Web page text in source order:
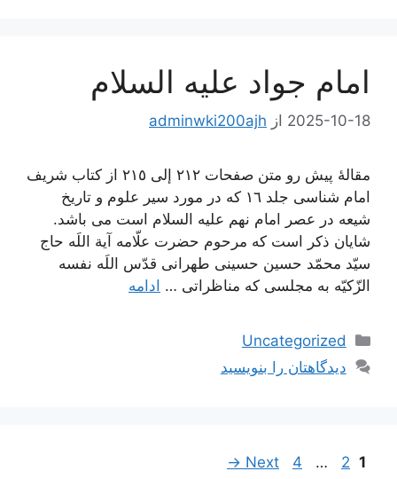
امام جواد علیه السلام
2025-10-18 از adminwki200ajh
مقالۀ پیش رو متن صفحات ٢١٢ إلی ٢١٥ از کتاب شریف
امام شناسی جلد ١٦ که در مورد سیر علوم و تاریخ
شیعه در عصر امام نهم علیه السلام است می باشد.
شایان ذکر است که مرحوم حضرت علّامه آیة اللَه حاج
سیّد محمّد حسین حسینی طهرانی قدّس اللَه نفسه
الزّکیّه به مجلسی که مناظراتی … ادامه
دسته‌ها
Uncategorized
دیدگاهتان را بنویسید
ناوبری
Page
1
Page
2
…
Page
4
Next
→